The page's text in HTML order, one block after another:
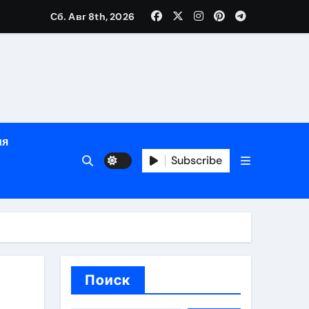
и наращивания ресниц
в криптовалюте
Сб. Авг 8th, 2026
Subscribe
Поиск